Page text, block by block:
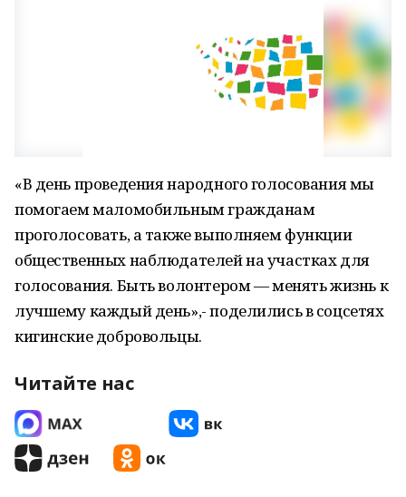
«В день проведения народного голосования мы
помогаем маломобильным гражданам
проголосовать, а также выполняем функции
общественных наблюдателей на участках для
голосования. Быть волонтером — менять жизнь к
лучшему каждый день»,- поделились в соцсетях
кигинские добровольцы.
Читайте нас